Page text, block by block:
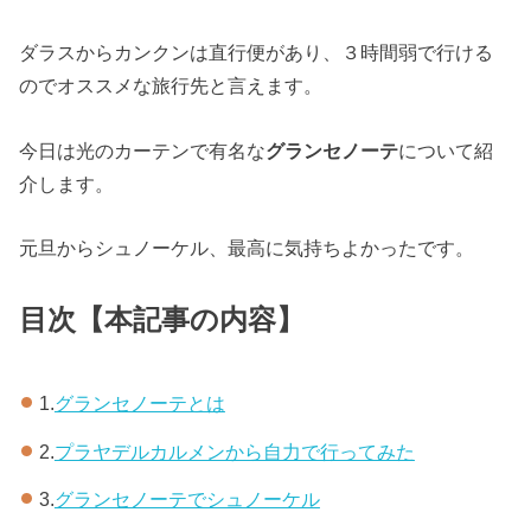
ダラスからカンクンは直行便があり、３時間弱で行ける
のでオススメな旅行先と言えます。
今日は光のカーテンで有名なグランセノーテについて紹
介します。
元旦からシュノーケル、最高に気持ちよかったです。
目次【本記事の内容】
1.グランセノーテとは
2.プラヤデルカルメンから自力で行ってみた
3.グランセノーテでシュノーケル